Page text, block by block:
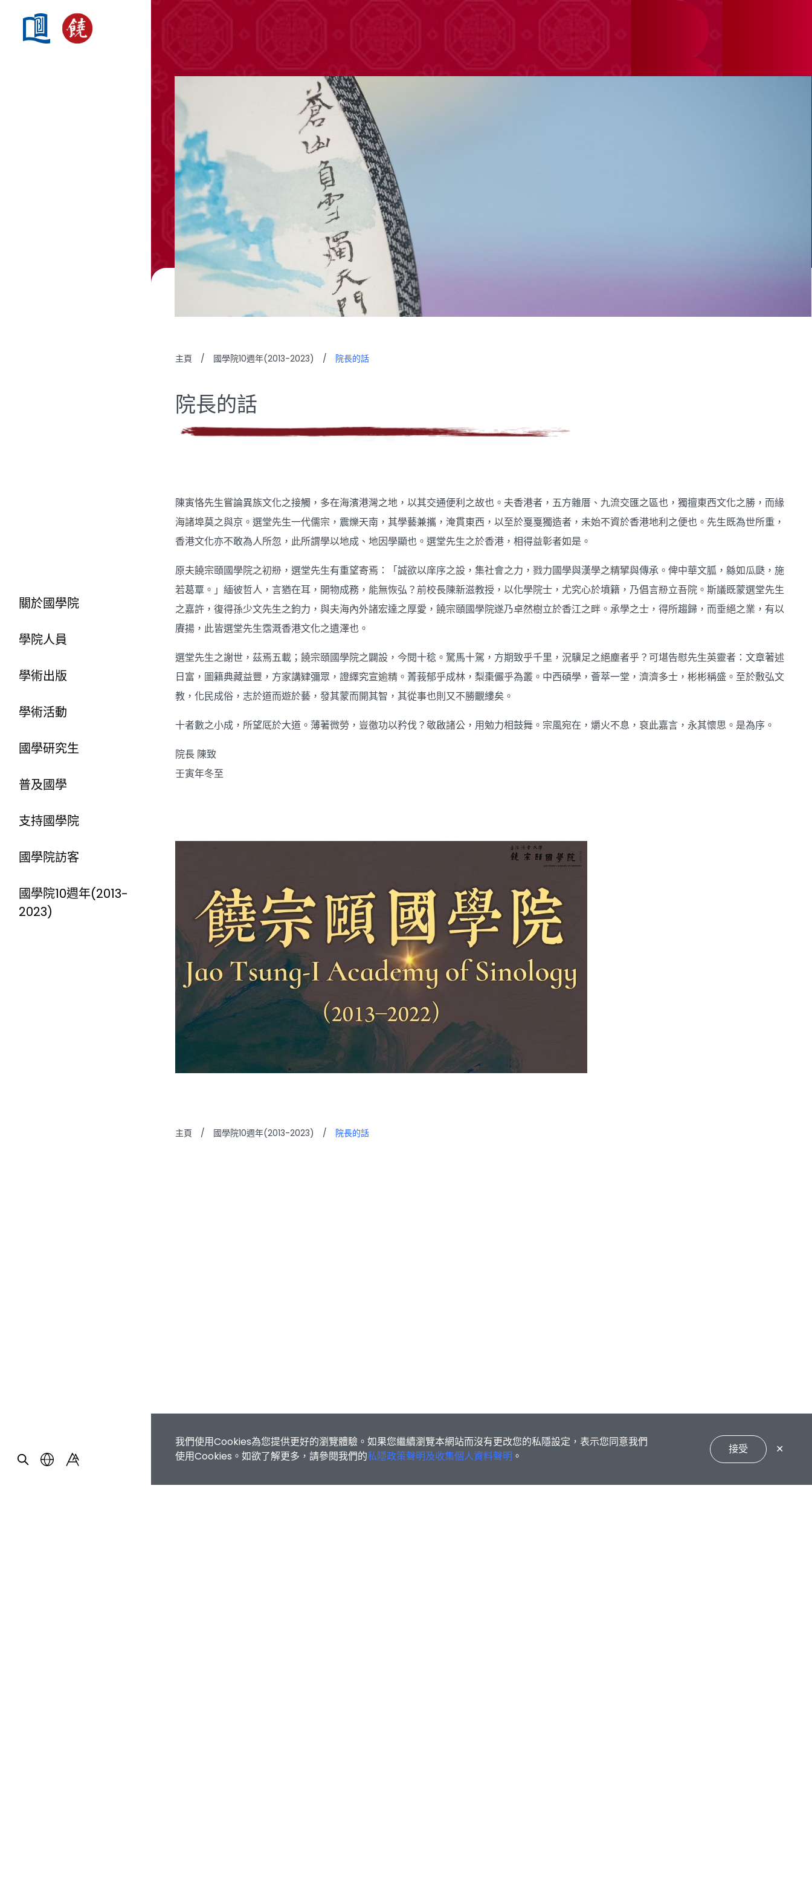
關於國學院
學院人員
學術出版
學術活動
國學研究生
普及國學
支持國學院
國學院訪客
國學院10週年(2013-
2023)
主頁 / 國學院10週年(2013-2023) / 院長的話
院長的話
陳寅恪先生嘗論異族文化之接觸，多在海濱港灣之地，以其交通便利之故也。夫香港者，五方雜厝、九流交匯之區也，獨擅東西文化之勝，而緣
海諸埠莫之與京。選堂先生一代儒宗，震爍天南，其學藝兼攜，淹貫東西，以至於戛戛獨造者，未始不資於香港地利之便也。先生既為世所重，
香港文化亦不敢為人所忽，此所謂學以地成、地因學顯也。選堂先生之於香港，相得益彰者如是。
原夫饒宗頤國學院之初剙，選堂先生有重望寄焉：「誠欲以庠序之設，集社會之力，戮力國學與漢學之精揅與傳承。俾中華文胍，緜如瓜瓞，施
若葛覃。」緬彼哲人，言猶在耳，開物成務，能無恢弘？前校長陳新滋教授，以化學院士，尤究心於墳籍，乃倡言剙立吾院。斯議既蒙選堂先生
之嘉許，復得孫少文先生之鈞力，與夫海內外諸宏達之厚愛，饒宗頤國學院遂乃卓然樹立於香江之畔。承學之士，得所趨歸，而垂絕之業，有以
賡揚，此皆選堂先生霑溉香港文化之遺澤也。
選堂先生之謝世，茲焉五載；饒宗頤國學院之闢設，今閱十稔。駑馬十駕，方期致乎千里，況驥足之絕塵者乎？可堪告慰先生英靈者：文章著述
日富，圖籍典藏益豐，方家講肄彌眾，證繹究宣逾精。菁莪郁乎成林，梨棗儼乎為叢。中西碩學，薈萃一堂，濟濟多士，彬彬稱盛。至於敷弘文
教，化民成俗，志於道而遊於藝，發其蒙而開其智，其從事也則又不勝覼縷矣。
十者數之小成，所望厎於大道。薄著微勞，豈徼功以矜伐？敬啟諸公，用勉力相鼓舞。宗風宛在，爝火不息，裒此嘉言，永其懷思。是為序。
院長 陳致
壬寅年冬至
主頁 / 國學院10週年(2013-2023) / 院長的話
我們使用Cookies為您提供更好的瀏覽體驗。如果您繼續瀏覽本網站而沒有更改您的私隱設定，表示您同意我們
使用Cookies。如欲了解更多，請參閱我們的私隱政策聲明及收集個人資料聲明 。
接受 ✕